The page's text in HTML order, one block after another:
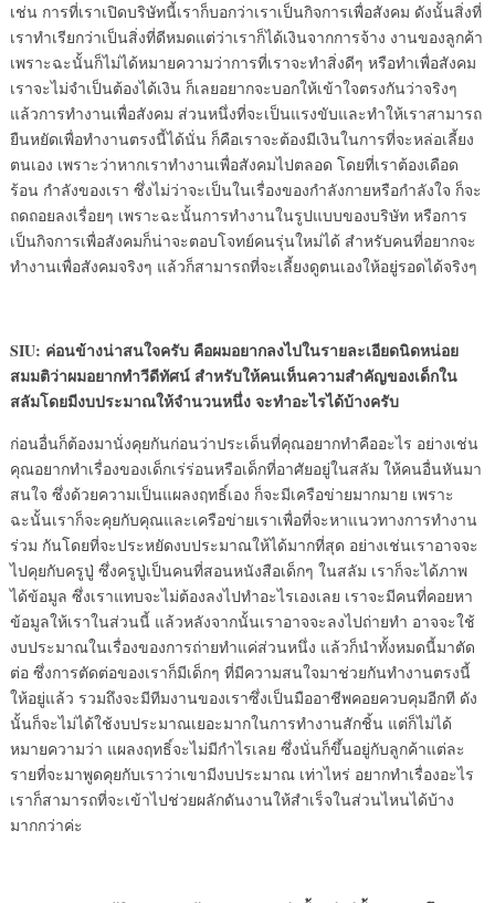
เช่น การที่เราเปิดบริษัทนี้เราก็บอกว่าเราเป็นกิจการเพื่อสังคม ดังนั้นสิ่งที่
เราทำเรียกว่าเป็นสิ่งที่ดีหมดแต่ว่าเราก็ได้เงินจากการจ้าง งานของลูกค้า
เพราะฉะนั้นก็ไม่ได้หมายความว่าการที่เราจะทำสิ่งดีๆ หรือทำเพื่อสังคม
เราจะไม่จำเป็นต้องได้เงิน ก็เลยอยากจะบอกให้เข้าใจตรงกันว่าจริงๆ
แล้วการทำงานเพื่อสังคม ส่วนหนึ่งที่จะเป็นแรงขับและทำให้เราสามารถ
ยืนหยัดเพื่อทำงานตรงนี้ได้นั่น ก็คือเราจะต้องมีเงินในการที่จะหล่อเลี้ยง
ตนเอง เพราะว่าหากเราทำงานเพื่อสังคมไปตลอด โดยที่เราต้องเดือด
ร้อน กำลังของเรา ซึ่งไม่ว่าจะเป็นในเรื่องของกำลังกายหรือกำลังใจ ก็จะ
ถดถอยลงเรื่อยๆ เพราะฉะนั้นการทำงานในรูปแบบของบริษัท หรือการ
เป็นกิจการเพื่อสังคมก็น่าจะตอบโจทย์คนรุ่นใหม่ได้ สำหรับคนที่อยากจะ
ทำงานเพื่อสังคมจริงๆ แล้วก็สามารถที่จะเลี้ยงดูตนเองให้อยู่รอดได้จริงๆ
SIU: ค่อนข้างน่าสนใจครับ คือผมอยากลงไปในรายละเอียดนิดหน่อย
สมมติว่าผมอยากทำวีดีทัศน์ สำหรับให้คนเห็นความสำคัญของเด็กใน
สลัมโดยมีงบประมาณให้จำนวนหนึ่ง จะทำอะไรได้บ้างครับ
ก่อนอื่นก็ต้องมานั่งคุยกันก่อนว่าประเด็นที่คุณอยากทำคืออะไร อย่างเช่น
คุณอยากทำเรื่องของเด็กเร่ร่อนหรือเด็กที่อาศัยอยู่ในสลัม ให้คนอื่นหันมา
สนใจ ซึ่งด้วยความเป็นแผลงฤทธิ์เอง ก็จะมีเครือข่ายมากมาย เพราะ
ฉะนั้นเราก็จะคุยกับคุณและเครือข่ายเราเพื่อที่จะหาแนวทางการทำงาน
ร่วม กันโดยที่จะประหยัดงบประมาณให้ได้มากที่สุด อย่างเช่นเราอาจจะ
ไปคุยกับครูปู่ ซึ่งครูปู่เป็นคนที่สอนหนังสือเด็กๆ ในสลัม เราก็จะได้ภาพ
ได้ข้อมูล ซึ่งเราแทบจะไม่ต้องลงไปทำอะไรเองเลย เราจะมีคนที่คอยหา
ข้อมูลให้เราในส่วนนี้ แล้วหลังจากนั้นเราอาจจะลงไปถ่ายทำ อาจจะใช้
งบประมาณในเรื่องของการถ่ายทำแค่ส่วนหนึ่ง แล้วก็นำทั้งหมดนี้มาตัด
ต่อ ซึ่งการตัดต่อของเราก็มีเด็กๆ ที่มีความสนใจมาช่วยกันทำงานตรงนี้
ให้อยู่แล้ว รวมถึงจะมีทีมงานของเราซึ่งเป็นมืออาชีพคอยควบคุมอีกที ดัง
นั้นก็จะไม่ได้ใช้งบประมาณเยอะมากในการทำงานสักชิ้น แต่ก็ไม่ได้
หมายความว่า แผลงฤทธิ์จะไม่มีกำไรเลย ซึ่งนั่นก็ขึ้นอยู่กับลูกค้าแต่ละ
รายที่จะมาพูดคุยกับเราว่าเขามีงบประมาณ เท่าไหร่ อยากทำเรื่องอะไร
เราก็สามารถที่จะเข้าไปช่วยผลักดันงานให้สำเร็จในส่วนไหนได้บ้าง
มากกว่าค่ะ